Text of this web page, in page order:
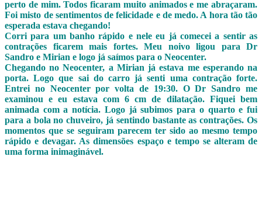
perto de mim. Todos ficaram muito animados e me abraçaram.
Foi misto de sentimentos de felicidade e de medo. A hora tão tão
esperada estava chegando!
Corri para um banho rápido e nele eu já comecei a sentir as
contrações ficarem mais fortes. Meu noivo ligou para Dr
Sandro e Mirian e logo já saímos para o Neocenter.
Chegando no Neocenter, a Mirian já estava me esperando na
porta. Logo que sai do carro já senti uma contração forte.
Entrei no Neocenter por volta de 19:30. O Dr Sandro me
examinou e eu estava com 6 cm de dilatação. Fiquei bem
animada com a notícia. Logo já subimos para o quarto e fui
para a bola no chuveiro, já sentindo bastante as contrações. Os
momentos que se seguiram parecem ter sido ao mesmo tempo
rápido e devagar. As dimensões espaço e tempo se alteram de
uma forma inimaginável.